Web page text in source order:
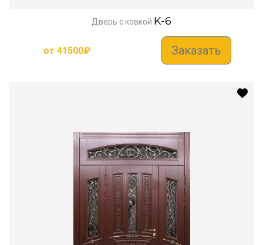
Дверь с ковкой K-6
от 41500₽ Заказать